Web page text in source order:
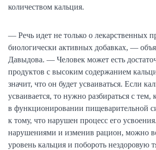
количеством кальция.
— Речь идет не только о лекарственных
биологически активных добавках, —
Давыдова. — Человек может есть
продуктов с высоким содержанием
значит, что он будет усваиваться. Если
усваивается, то нужно разбираться с
в функционировании пищеварительной
к тому, что нарушен процесс его
нарушениями и изменив рацион, можно
уровень кальция и побороть нездоровую